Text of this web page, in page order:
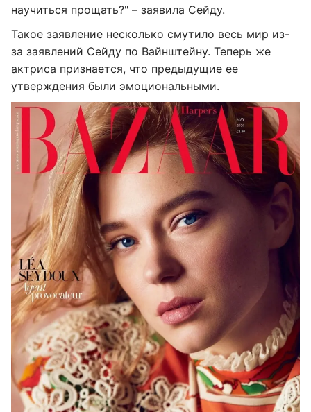
научиться прощать?" – заявила Сейду.
Такое заявление несколько смутило весь мир из-
за заявлений Сейду по Вайнштейну. Теперь же
актриса признается, что предыдущие ее
утверждения были эмоциональными.